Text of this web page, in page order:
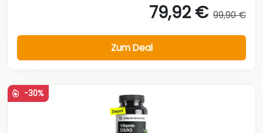
79,92 € 99,90 €
Zum Deal
-30%